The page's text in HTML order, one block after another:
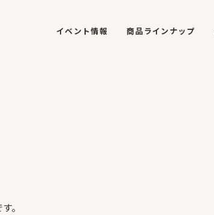
イベント情報 商品ラインナップ
。